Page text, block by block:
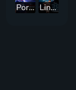
Porazili jsme Dream Team
Linsanity: 38 bodů v Garden